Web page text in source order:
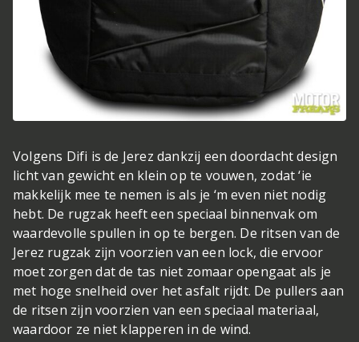
Volgens Difi is de Jerez dankzij een doordacht design
licht van gewicht en klein op te vouwen, zodat ‘ie
makkelijk mee te nemen is als je ‘m even niet nodig
hebt. De rugzak heeft een speciaal binnenvak om
waardevolle spullen in op te bergen. De ritsen van de
Jerez rugzak zijn voorzien van een lock, die ervoor
moet zorgen dat de tas niet zomaar opengaat als je
met hoge snelheid over het asfalt rijdt. De pullers aan
de ritsen zijn voorzien van een speciaal materiaal,
waardoor ze niet klapperen in de wind.